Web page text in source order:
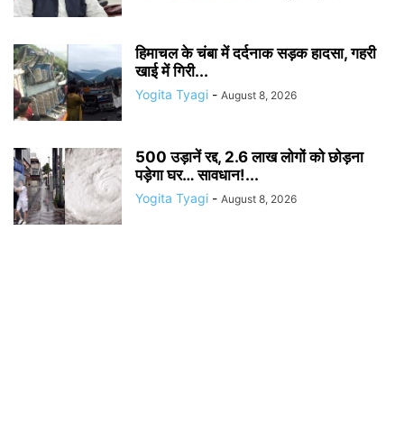
हिमाचल के चंबा में दर्दनाक सड़क हादसा, गहरी
खाई में गिरी...
Yogita Tyagi - August 8, 2026
500 उड़ानें रद्द, 2.6 लाख लोगों को छोड़ना
पड़ेगा घर… सावधान!...
Yogita Tyagi - August 8, 2026